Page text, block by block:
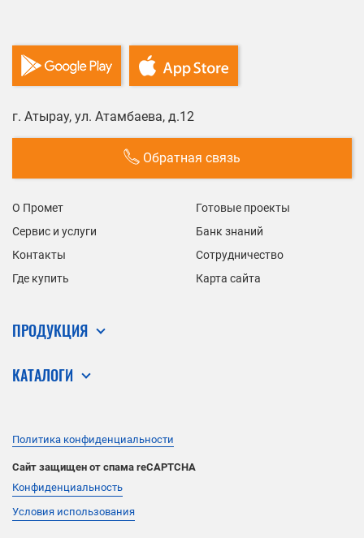
г. Атырау, ул. Атамбаева, д.12
Обратная связь
О Промет
Готовые проекты
Сервис и услуги
Банк знаний
Контакты
Сотрудничество
Где купить
Карта сайта
ПРОДУКЦИЯ
КАТАЛОГИ
Политика конфиденциальности
Сайт защищен от спама reCAPTCHA
Конфиденциальность
Условия использования